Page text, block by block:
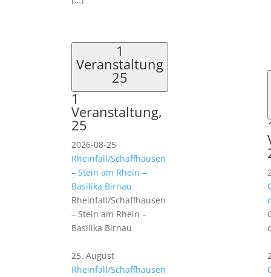
1
Veranstaltung
25
1
Veranstaltung,
25
2026-08-25
Rheinfall/Schaffhausen
– Stein am Rhein –
Basilika Birnau
Rheinfall/Schaffhausen
– Stein am Rhein –
Basilika Birnau
25. August
Rheinfall/Schaffhausen